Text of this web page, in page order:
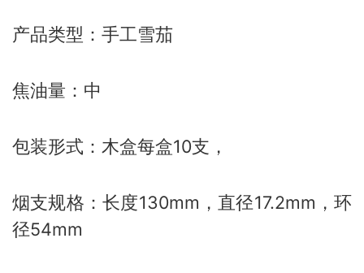
产品类型：手工雪茄
焦油量：中
包装形式：木盒每盒10支，
烟支规格：长度130mm，直径17.2mm，环
径54mm